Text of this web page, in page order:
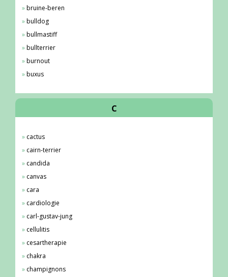
bruine-beren
bulldog
bullmastiff
bullterrier
burnout
buxus
C
cactus
cairn-terrier
candida
canvas
cara
cardiologie
carl-gustav-jung
cellulitis
cesartherapie
chakra
champignons